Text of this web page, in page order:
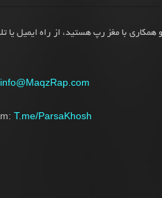
همکاری با مغز رپ هستید، از راه ایمیل یا
info@MaqzRap.com
T.me/ParsaKhosh